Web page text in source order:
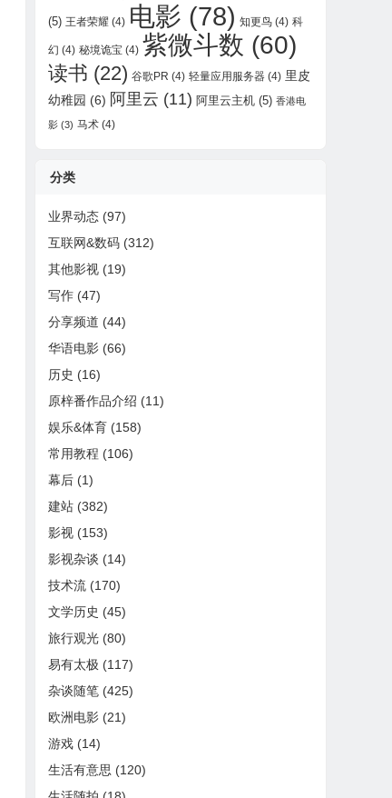
(5) 王者荣耀 (4) 电影 (78) 知更鸟 (4) 科
幻 (4) 秘境诡宝 (4) 紫微斗数 (60)
读书 (22) 谷歌PR (4) 轻量应用服务器 (4) 里皮
幼稚园 (6) 阿里云 (11) 阿里云主机 (5) 香港电
影 (3) 马术 (4)
分类
业界动态 (97)
互联网&数码 (312)
其他影视 (19)
写作 (47)
分享频道 (44)
华语电影 (66)
历史 (16)
原梓番作品介绍 (11)
娱乐&体育 (158)
常用教程 (106)
幕后 (1)
建站 (382)
影视 (153)
影视杂谈 (14)
技术流 (170)
文学历史 (45)
旅行观光 (80)
易有太极 (117)
杂谈随笔 (425)
欧洲电影 (21)
游戏 (14)
生活有意思 (120)